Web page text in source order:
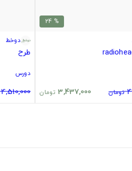
% 24
تومان 3,437,000 تومان
دوخط
طرح
دورس
4,510,000